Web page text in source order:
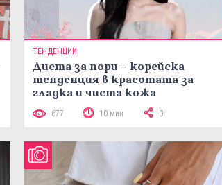
ТЕНДЕНЦИИ
Диета за пори – корейска
тенденция в красотата за
гладка и чиста кожа
677 10 мин 0